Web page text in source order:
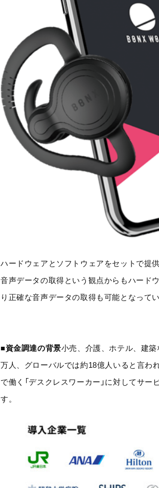
ハードウェアとソフトウェアをセットで提
音声データの取得という観点からもハード
り正確な音声データの取得も可能となってい
■資金調達の背景小売、介護、ホテル、建築
万人、グローバルでは約18億人いると言わ
で働く「デスクレスワーカー」に対してサ
す。